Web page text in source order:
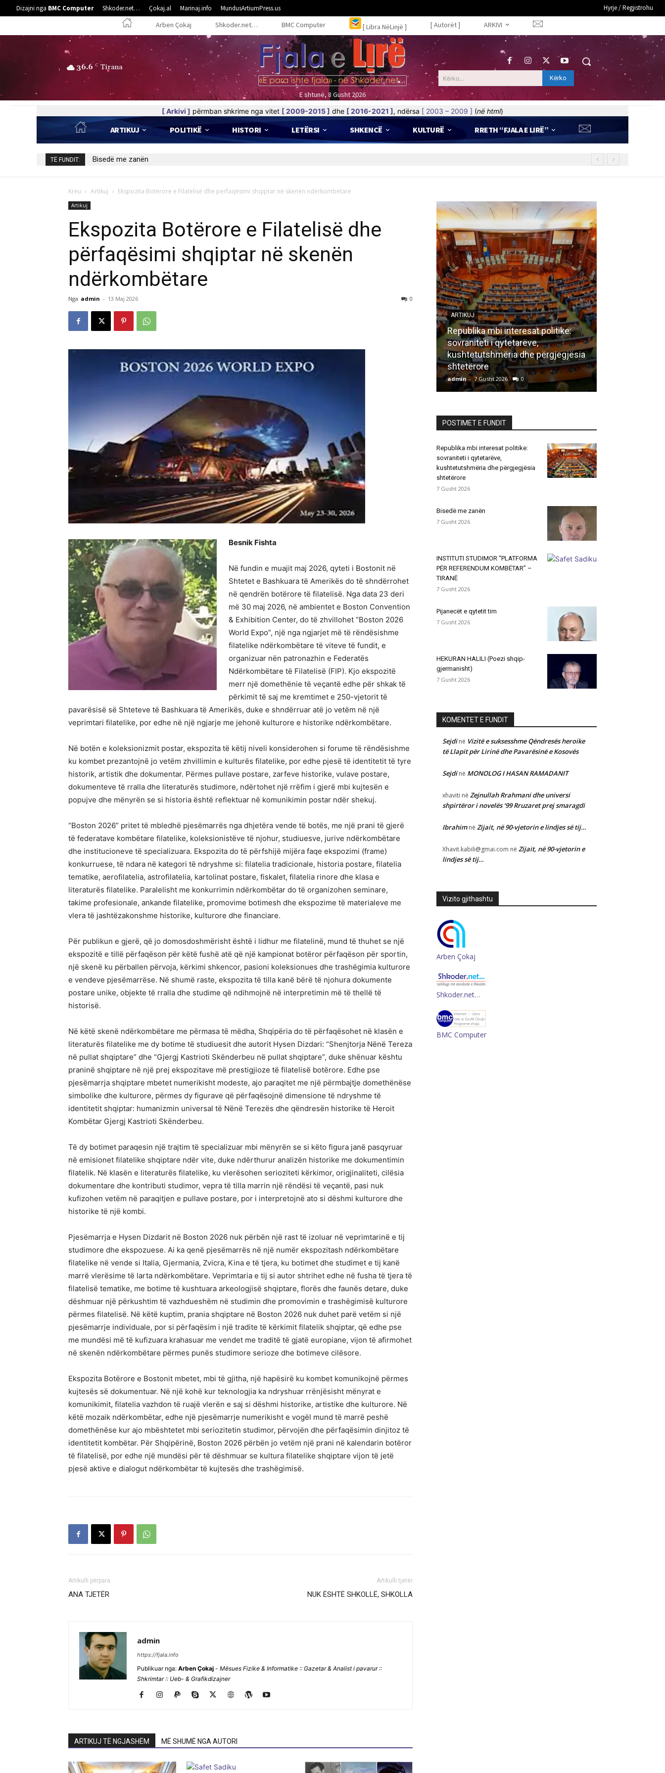
Dizajni nga BMC Computer Shkoder.net… Çokaj.al Marinaj.info MundusArtiumPress.us Hyrje / Regjistrohu
Arben Çokaj Shkoder.net… BMC Computer [ Libra NëLinjë ] [ Autorët ] ARKIVI
36.6 C Tirana
E shtunë, 8 Gusht 2026
Kërko... Kërko
[ Arkivi ] përmban shkrime nga vitet [ 2009-2015 ] dhe [ 2016-2021 ], ndërsa [ 2003 – 2009 ] (në html)
ARTIKUJ POLITIKË HISTORI LETËRSI SHKENCË KULTURË RRETH “FJALA E LIRË”
TË FUNDIT: Bisedë me zanën
Kreu Artikuj Ekspozita Botërore e Filatelisë dhe përfaqësimi shqiptar në skenën ndërkombëtare
Artikuj
Ekspozita Botërore e Filatelisë dhe
përfaqësimi shqiptar në skenën
ndërkombëtare
Nga admin - 13 Maj 2026 0
Besnik Fishta
Në fundin e muajit maj 2026, qyteti i Bostonit në
Shtetet e Bashkuara të Amerikës do të shndërrohet
në qendrën botërore të filatelisë. Nga data 23 deri
më 30 maj 2026, në ambientet e Boston Convention
& Exhibition Center, do të zhvillohet “Boston 2026
World Expo”, një nga ngjarjet më të rëndësishme
filatelike ndërkombëtare të viteve të fundit, e
organizuar nën patronazhin e Federatës
Ndërkombëtare të Filatelisë (FIP). Kjo ekspozitë
merr një domethënie të veçantë edhe për shkak të
përkimit të saj me kremtimet e 250-vjetorit të
pavarësisë së Shteteve të Bashkuara të Amerikës, duke e shndërruar atë jo vetëm në një
veprimtari filatelike, por edhe në një ngjarje me jehonë kulturore e historike ndërkombëtare.
Në botën e koleksionizmit postar, ekspozita të këtij niveli konsiderohen si forume të rëndësishme
ku kombet prezantojnë jo vetëm zhvillimin e kulturës filatelike, por edhe pjesë të identitetit të tyre
historik, artistik dhe dokumentar. Përmes pullave postare, zarfeve historike, vulave postare,
dokumenteve të rralla dhe literaturës studimore, ndërtohet një rrëfim i gjerë mbi kujtesën e
popujve dhe mënyrën se si historia është reflektuar në komunikimin postar ndër shekuj.
“Boston 2026” pritet të mbledhë pjesëmarrës nga dhjetëra vende të botës, me një prani të gjerë
të federatave kombëtare filatelike, koleksionistëve të njohur, studiuesve, jurive ndërkombëtare
dhe institucioneve të specializuara. Ekspozita do të përfshijë mijëra faqe ekspozimi (frame)
konkurruese, të ndara në kategori të ndryshme si: filatelia tradicionale, historia postare, filatelia
tematike, aerofilatelia, astrofilatelia, kartolinat postare, fiskalet, filatelia rinore dhe klasa e
literaturës filatelike. Paralelisht me konkurrimin ndërkombëtar do të organizohen seminare,
takime profesionale, ankande filatelike, promovime botimesh dhe ekspozime të materialeve me
vlera të jashtëzakonshme historike, kulturore dhe financiare.
Për publikun e gjerë, që jo domosdoshmërisht është i lidhur me filatelinë, mund të thuhet se një
ekspozitë e tillë përfaqëson për këtë fushë atë që një kampionat botëror përfaqëson për sportin,
një skenë ku përballen përvoja, kërkimi shkencor, pasioni koleksionues dhe trashëgimia kulturore
e vendeve pjesëmarrëse. Në shumë raste, ekspozita të tilla kanë bërë të njohura dokumente
postare unike, objekte të rralla dhe studime që ndihmojnë në interpretimin më të thellë të
historisë.
Në këtë skenë ndërkombëtare me përmasa të mëdha, Shqipëria do të përfaqësohet në klasën e
literaturës filatelike me dy botime të studiuesit dhe autorit Hysen Dizdari: “Shenjtorja Nënë Tereza
në pullat shqiptare” dhe “Gjergj Kastrioti Skënderbeu në pullat shqiptare”, duke shënuar kështu
praninë shqiptare në një prej ekspozitave më prestigjioze të filatelisë botërore. Edhe pse
pjesëmarrja shqiptare mbetet numerikisht modeste, ajo paraqitet me një përmbajtje domethënëse
simbolike dhe kulturore, përmes dy figurave që përfaqësojnë dimensione të ndryshme të
identitetit shqiptar: humanizmin universal të Nënë Terezës dhe qëndresën historike të Heroit
Kombëtar Gjergj Kastrioti Skënderbeu.
Të dy botimet paraqesin një trajtim të specializuar mbi mënyrën se si këto figura janë pasqyruar
në emisionet filatelike shqiptare ndër vite, duke ndërthurur analizën historike me dokumentimin
filatelik. Në klasën e literaturës filatelike, ku vlerësohen serioziteti kërkimor, origjinaliteti, cilësia
dokumentare dhe kontributi studimor, vepra të tilla marrin një rëndësi të veçantë, pasi nuk
kufizohen vetëm në paraqitjen e pullave postare, por i interpretojnë ato si dëshmi kulturore dhe
historike të një kombi.
Pjesëmarrja e Hysen Dizdarit në Boston 2026 nuk përbën një rast të izoluar në veprimtarinë e tij
studimore dhe ekspozuese. Ai ka qenë pjesëmarrës në një numër ekspozitash ndërkombëtare
filatelike në vende si Italia, Gjermania, Zvicra, Kina e të tjera, ku botimet dhe studimet e tij kanë
marrë vlerësime të larta ndërkombëtare. Veprimtaria e tij si autor shtrihet edhe në fusha të tjera të
filatelisë tematike, me botime të kushtuara arkeologjisë shqiptare, florës dhe faunës detare, duke
dëshmuar një përkushtim të vazhdueshëm në studimin dhe promovimin e trashëgimisë kulturore
përmes filatelisë. Në këtë kuptim, prania shqiptare në Boston 2026 nuk duhet parë vetëm si një
pjesëmarrje individuale, por si përfaqësim i një tradite të kërkimit filatelik shqiptar, që edhe pse
me mundësi më të kufizuara krahasuar me vendet me traditë të gjatë europiane, vijon të afirmohet
në skenën ndërkombëtare përmes punës studimore serioze dhe botimeve cilësore.
Ekspozita Botërore e Bostonit mbetet, mbi të gjitha, një hapësirë ku kombet komunikojnë përmes
kujtesës së dokumentuar. Në një kohë kur teknologjia ka ndryshuar rrënjësisht mënyrat e
komunikimit, filatelia vazhdon të ruajë vlerën e saj si dëshmi historike, artistike dhe kulturore. Në
këtë mozaik ndërkombëtar, edhe një pjesëmarrje numerikisht e vogël mund të marrë peshë
domethënëse kur ajo mbështetet mbi seriozitetin studimor, përvojën dhe përfaqësimin dinjitoz të
identitetit kombëtar. Për Shqipërinë, Boston 2026 përbën jo vetëm një prani në kalendarin botëror
të filatelisë, por edhe një mundësi për të dëshmuar se kultura filatelike shqiptare vijon të jetë
pjesë aktive e dialogut ndërkombëtar të kujtesës dhe trashëgimisë.
Artikulli përpara
ANA TJETËR
Artikulli tjetër
NUK ËSHTË SHKOLLË, SHKOLLA
admin
https://fjala.info
Publikuar nga: Arben Çokaj - Mësues Fizike & Informatike :: Gazetar & Analist i pavarur ::
Shkrimtar :: Ueb- & Grafikdizajner
ARTIKUJ TË NGJASHËM MË SHUMË NGA AUTORI
ARTIKUJ
Republika mbi interesat politike:
sovraniteti i qytetarëve,
kushtetutshmëria dhe përgjegjësia
shtetërore
admin - 7 Gusht 2026 0
POSTIMET E FUNDIT
Republika mbi interesat politike:
sovraniteti i qytetarëve,
kushtetutshmëria dhe përgjegjësia
shtetërore
7 Gusht 2026
Bisedë me zanën
7 Gusht 2026
INSTITUTI STUDIMOR “PLATFORMA
PËR REFERENDUM KOMBËTAR” –
TIRANË
7 Gusht 2026
Pijanecët e qytetit tim
7 Gusht 2026
HEKURAN HALILI (Poezi shqip-
gjermanisht)
7 Gusht 2026
KOMENTET E FUNDIT
Sejdinë Vizitë e suksesshme Qëndresës heroike
të Llapit për Lirinë dhe Pavarësinë e Kosovës
Sejdinë MONOLOG I HASAN RAMADANIT
xhaviti në Zejnullah Rrahmani dhe universi
shpirtëror i novelës ‘99 Rruzaret prej smaragdi
Ibrahimnë Zijait, në 90-vjetorin e lindjes së tij…
Xhavit.kabili@gmai.com në Zijait, në 90-vjetorin e
lindjes së tij…
Vizito gjithashtu
Arben Çokaj
Shkoder.net…
BMC Computer